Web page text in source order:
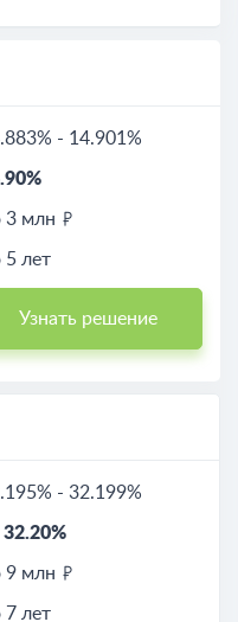
- 14.901%
3 млн
5 лет
Узнать решение
- 32.199%
32.20%
9 млн
7 лет